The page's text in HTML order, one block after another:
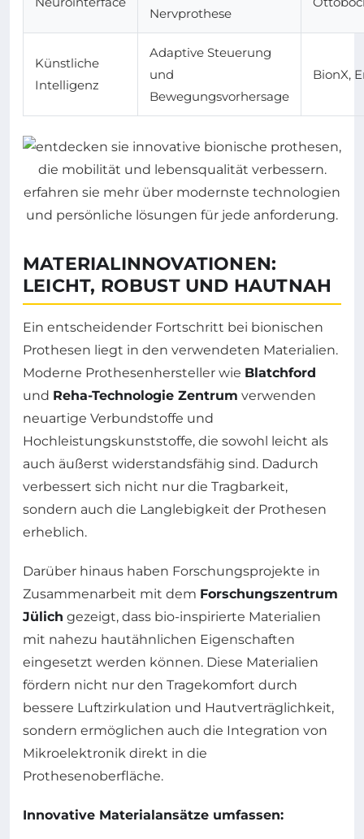
Nervprothese
Künstliche
Intelligenz
Adaptive Steuerung
und
Bewegungsvorhersage
BionX,
MATERIALINNOVATIONEN:
LEICHT, ROBUST UND HAUTNAH
Ein entscheidender Fortschritt bei bionischen
Prothesen liegt in den verwendeten Materialien.
Moderne Prothesenhersteller wie Blatchford
und Reha-Technologie Zentrum verwenden
neuartige Verbundstoffe und
Hochleistungskunststoffe, die sowohl leicht als
auch äußerst widerstandsfähig sind. Dadurch
verbessert sich nicht nur die Tragbarkeit,
sondern auch die Langlebigkeit der Prothesen
erheblich.
Darüber hinaus haben Forschungsprojekte in
Zusammenarbeit mit dem Forschungszentrum
Jülich gezeigt, dass bio-inspirierte Materialien
mit nahezu hautähnlichen Eigenschaften
eingesetzt werden können. Diese Materialien
fördern nicht nur den Tragekomfort durch
bessere Luftzirkulation und Hautverträglichkeit,
sondern ermöglichen auch die Integration von
Mikroelektronik direkt in die
Prothesenoberfläche.
Innovative Materialansätze umfassen: